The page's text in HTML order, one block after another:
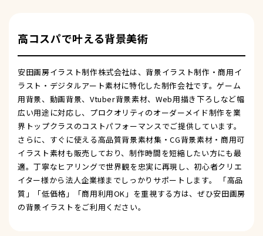
高コスパで叶える背景美術
安田画房イラスト制作株式会社は、背景イラスト制作・商用イ
ラスト・デジタルアート素材に特化した制作会社です。ゲーム
用背景、動画背景、Vtuber背景素材、Web用描き下ろしなど幅
広い用途に対応し、プロクオリティのオーダーメイド制作を業
界トップクラスのコストパフォーマンスでご提供しています。
さらに、すぐに使える高品質背景素材集・CG背景素材・商用可
イラスト素材も販売しており、制作時間を短縮したい方にも最
適。丁寧なヒアリングで世界観を忠実に再現し、初心者クリエ
イター様から法人企業様までしっかりサポートします。 「高品
質」「低価格」「商用利用OK」を重視する方は、ぜひ安田画房
の背景イラストをご利用ください。